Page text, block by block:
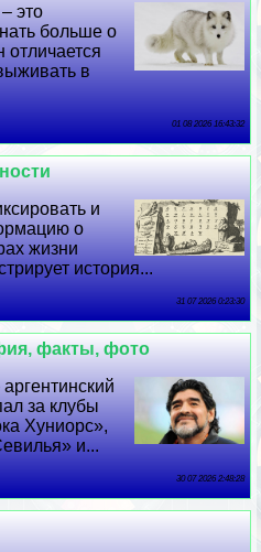
это
больше о
в
01 08 2026 16:43:32
и
о
жизни
история...
31 07 2026 0:23:30
факты, фото
за клубы
Хуниорс»,
и...
30 07 2026 2:48:28